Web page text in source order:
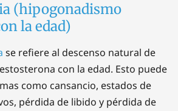
(hipogonadismo
la edad)
se refiere al descenso natural de
con la edad. Esto puede
como cansancio, estados de
pérdida de libido y pérdida de